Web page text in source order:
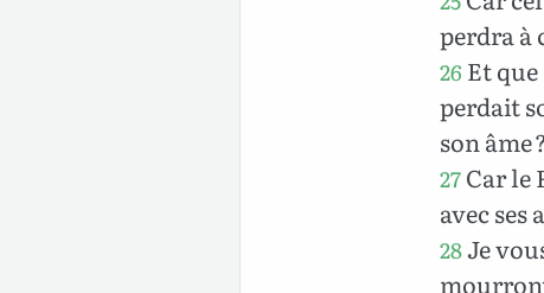
perdra à
26 Et
perdait
son âme ?
27Car le
avec
28Je